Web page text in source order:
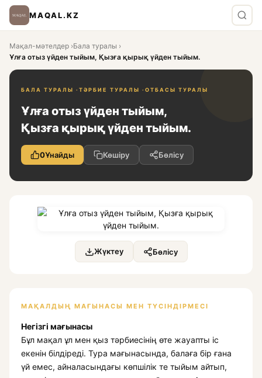
MAQAL.KZ
Мақал-мәтелдер ›Бала туралы ›
Ұлға отыз үйден тыйым, Қызға қырық үйден тыйым.
БАЛА ТУРАЛЫ · ТӘРБИЕ ТУРАЛЫ · ОТБАСЫ ТУРАЛЫ
Ұлға отыз үйден тыйым,
Қызға қырық үйден тыйым.
0Ұнайды Көшіру Бөлісу
Жүктеу Бөлісу
МАҚАЛДЫҢ МАҒЫНАСЫ МЕН ТҮСІНДІРМЕСІ
Негізгі мағынасы
Бұл мақал ұл мен қыз тәрбиесінің өте жауапты іс
екенін білдіреді. Тура мағынасында, балаға бір ғана
үй емес, айналасындағы көпшілік те тыйым айтып,